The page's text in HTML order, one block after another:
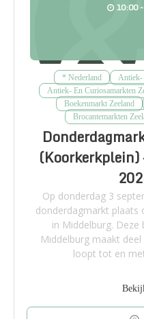
10:00
* Nederland
Antiek-
Antiek- En Curiosamarkten
Boekenmarkt Zeeland
Brocantemarkten
(Koorkerkplein)
Op donderdag 3
donderdagmarkt plaats
in Middelburg.
Middelburg maakt
loopt tot en